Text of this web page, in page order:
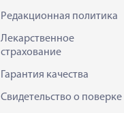
Редакционная политика
Лекарственное
страхование
Гарантия качества
Свидетельство о поверке